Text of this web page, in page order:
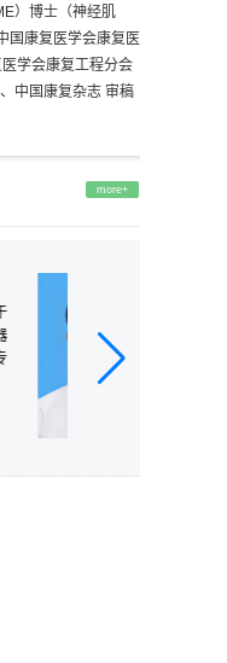
）博士（神经肌
国康复医学会康复医
学会康复工程分会
中国康复杂志 审稿
more+
专注于
矫治器
垫和专
功能，